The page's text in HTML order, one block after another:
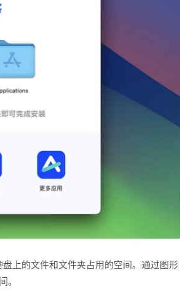
上的文件和文件夹占用的空间。通过图形
。